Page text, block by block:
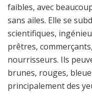
faibles, avec
sans ailes. Elle se
scientifiques,
prêtres,
nourrisseurs. Ils
brunes, rouges,
principalement des